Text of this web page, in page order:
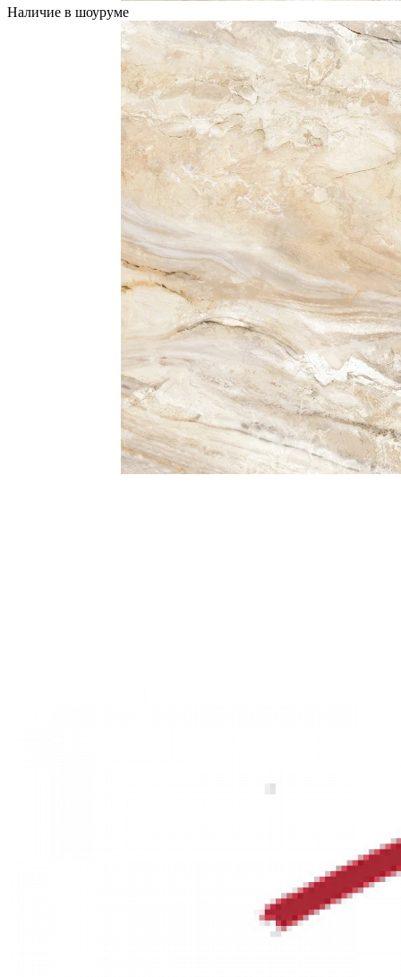
Наличие в шоуруме